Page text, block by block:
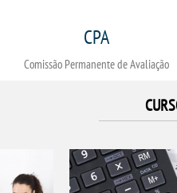
CPA
Comissão Permanente de Avaliação